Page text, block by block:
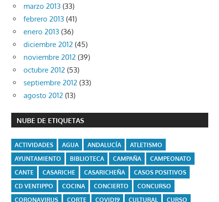
marzo 2013 (33)
febrero 2013 (41)
enero 2013 (36)
diciembre 2012 (45)
noviembre 2012 (39)
octubre 2012 (53)
septiembre 2012 (33)
agosto 2012 (13)
NUBE DE ETIQUETAS
ACTIVIDADES AGUA ANDALUCÍA
ATLETISMO
AYUNTAMIENTO
BIBLIOTECA CAMPAÑA
CAMPEONATO
CANTE
CASARICHE CASARICHEÑA
CASOS POSITIVOS
CD VENTIPPO
COCINA CONCIERTO
CONCURSO
CORONAVIRUS
CORTE COVID19 CULTURAL CURSO